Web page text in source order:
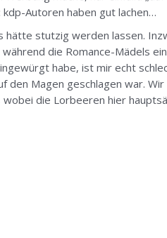
Autoren haben gut lachen…
stutzig werden lassen.
die Romance-Mädels
habe, ist mir echt
Magen geschlagen war.
die Lorbeeren hier